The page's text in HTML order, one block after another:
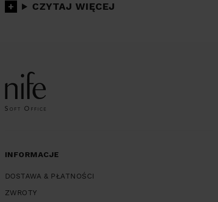
CZYTAJ
INFORMACJE
DOSTAWA & PŁATNOŚCI
ZWROTY